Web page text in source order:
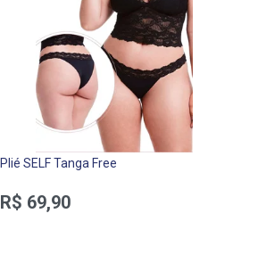
Plié SELF Tanga Free
R$ 69,90